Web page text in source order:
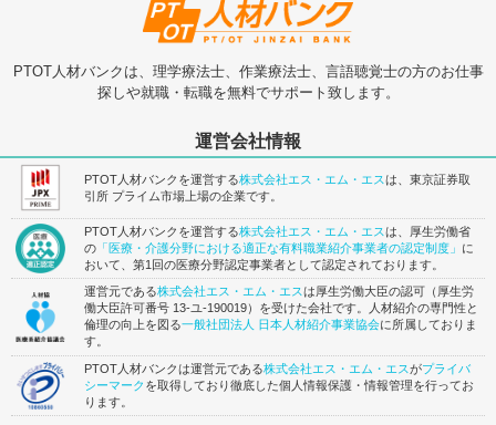
PTOT人材バンクは、理学療法士、作業療法士、言語聴覚士の方のお仕事
探しや就職・転職を無料でサポート致します。
運営会社情報
PTOT人材バンクを運営する株式会社エス・エム・エスは、東京証券取
引所 プライム市場上場の企業です。
PTOT人材バンクを運営する株式会社エス・エム・エスは、厚生労働省
の 「医療・介護分野における適正な有料職業紹介事業者の認定制度」 に
おいて、第1回の医療分野認定事業者として認定されております。
運営元である株式会社エス・エム・エスは厚生労働大臣の認可（厚生労
働大臣許可番号 13-ユ-190019）を受けた会社です。人材紹介の専門性と
倫理の向上を図る一般社団法人 日本人材紹介事業協会に所属しておりま
す。
PTOT人材バンクは運営元である株式会社エス・エム・エスがプライバ
シーマーク を取得しており徹底した個人情報保護・情報管理を行ってお
ります。